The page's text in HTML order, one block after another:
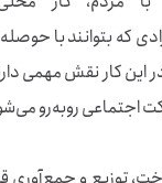
که بتوانند با
کار نقش مهمی